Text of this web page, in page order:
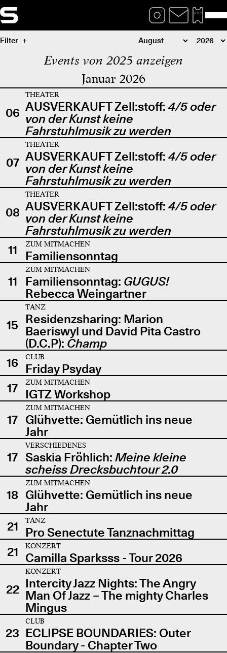
Filter
Events von 2025 anzeigen
Januar 2026
06
THEATER
AUSVERKAUFT Zell:stoff: 4/5 oder
von der Kunst keine
Fahrstuhlmusik zu werden
07
THEATER
AUSVERKAUFT Zell:stoff: 4/5 oder
von der Kunst keine
Fahrstuhlmusik zu werden
08
THEATER
AUSVERKAUFT Zell:stoff: 4/5 oder
von der Kunst keine
Fahrstuhlmusik zu werden
11
ZUM MITMACHEN
Familiensonntag
11
ZUM MITMACHEN
Familiensonntag: GUGUS!
Rebecca Weingartner
15
TANZ
Residenzsharing: Marion
Baeriswyl und David Pita Castro
(D.C.P): Champ
16
CLUB
Friday Psyday
17
ZUM MITMACHEN
IGTZ Workshop
17
ZUM MITMACHEN
Glühvette: Gemütlich ins neue
Jahr
17
VERSCHIEDENES
Saskia Fröhlich: Meine kleine
scheiss Drecksbuchtour 2.0
18
ZUM MITMACHEN
Glühvette: Gemütlich ins neue
Jahr
21
TANZ
Pro Senectute Tanznachmittag
21
KONZERT
Camilla Sparksss - Tour 2026
22
KONZERT
Intercity Jazz Nights: The Angry
Man Of Jazz – The mighty Charles
Mingus
23
CLUB
ECLIPSE BOUNDARIES: Outer
Boundary - Chapter Two